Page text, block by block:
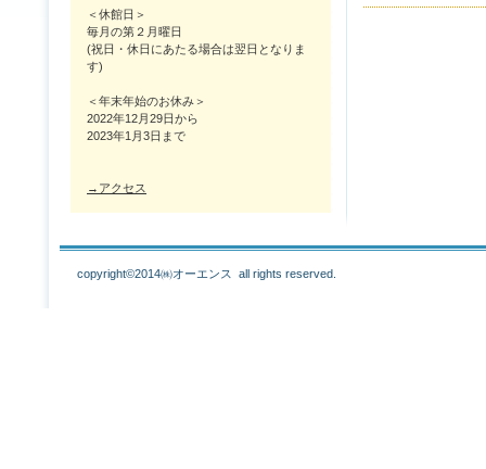
＜休館日＞
毎月の第２月曜日
(祝日・休日にあたる場合は翌日となりま
す)
＜年末年始のお休み＞
2022年12月29日から
2023年1月3日まで
→アクセス
copyright©2014㈱オーエンス all rights reserved.